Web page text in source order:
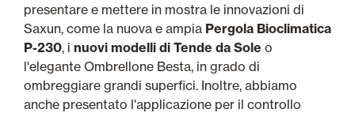
presentare e mettere in mostra le innovazioni di
Saxun, come la nuova e ampia Pergola Bioclimatica
P-230, i nuovi modelli di Tende da Sole o
l'elegante Ombrellone Besta, in grado di
ombreggiare grandi superfici. Inoltre, abbiamo
anche presentato l'applicazione per il controllo